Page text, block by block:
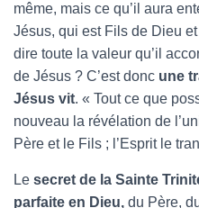
même, mais ce qu’il aura
Jésus, qui est Fils de Dieu
dire toute la valeur qu’il
de Jésus ? C’est donc une
Jésus vit. « Tout ce que
nouveau la révélation de
Père et le Fils ; l’Esprit le
Le secret de la Sainte
parfaite en Dieu, du Père,